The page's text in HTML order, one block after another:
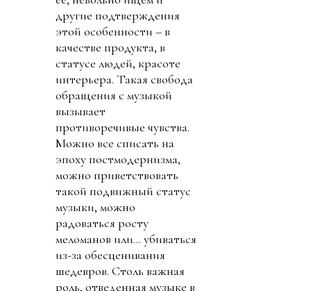
другие подтверждения
этой особенности – в
качестве продукта, в
статусе людей, красоте
интерьера. Такая свобода
обращения с музыкой
вызывает
противоречивые чувства.
Можно все списать на
эпоху постмодернизма,
можно приветствовать
такой подвижный статус
музыки, можно
радоваться росту
меломанов или… убиваться
из-за обесценивания
шедевров. Столь важная
роль, отведенная музыке в